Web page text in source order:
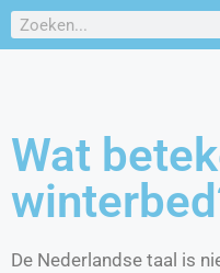
Wat
De Nederlandse taal is